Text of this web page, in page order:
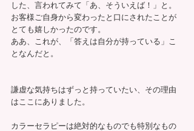
した、言われてみて「あ、そういえば！」と。
お客様ご自身から変わったと口にされたことが
とても嬉しかったのです。
ああ、これが、「答えは自分が持っている」こ
となんだと。
謙虚な気持ちはずっと持っていたい、その理由
はここにありました。
カラーセラピーは絶対的なものでも特別なもの